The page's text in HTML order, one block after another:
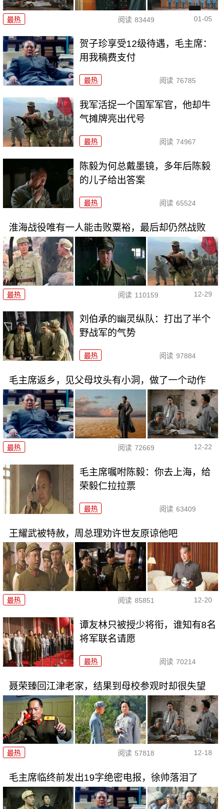
最热 阅读 83449 01-05
贺子珍享受12级待遇，毛主席：
用我稿费支付
最热 阅读 76785
我军活捉一个国军军官，他却牛
气摊牌亮出代号
最热 阅读 74967
陈毅为何总戴墨镜，多年后陈毅
的儿子给出答案
最热 阅读 65524
淮海战役唯有一人能击败粟裕，最后却仍然战败
最热 阅读 110159 12-29
刘伯承的幽灵纵队：打出了半个
野战军的气势
最热 阅读 97884
毛主席返乡，见父母坟头有小洞，做了一个动作
最热 阅读 72669 12-22
毛主席嘱咐陈毅：你去上海，给
荣毅仁拉拉票
最热 阅读 63409
王耀武被特赦，周总理劝许世友原谅他吧
最热 阅读 85851 12-20
谭友林只被授少将衔，谁知有8名
将军联名请愿
最热 阅读 70214
聂荣臻回江津老家，结果到母校参观时却很失望
最热 阅读 57818 12-18
毛主席临终前发出19字绝密电报，徐帅落泪了